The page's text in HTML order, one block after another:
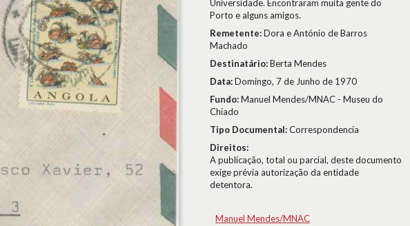
Universidade. Encontraram muita gente do
Porto e alguns amigos.
Remetente:Dora e António de Barros
Machado
Destinatário:Berta Mendes
Data:Domingo, 7 de Junho de 1970
Fundo:Manuel Mendes/MNAC - Museu do
Chiado
Tipo Documental:Correspondencia
Direitos:
A publicação, total ou parcial, deste documento
exige prévia autorização da entidade
detentora.
Manuel Mendes/MNAC